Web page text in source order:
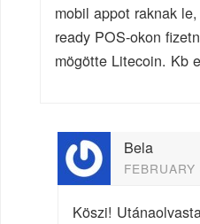
mobil appot raknak
ready POS-okon
mögötte Litecoin. Kb
Bela
Köszi!